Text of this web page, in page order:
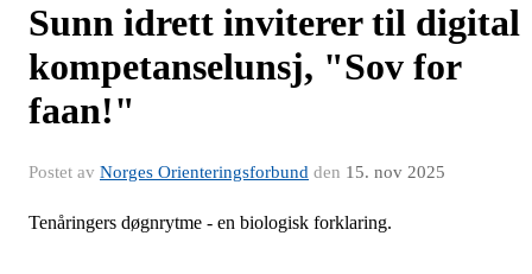
Sunn idrett inviterer til digital
kompetanselunsj, "Sov for
faan!"
Postet av Norges Orienteringsforbund den 15. nov 2025
Tenåringers døgnrytme - en biologisk forklaring.